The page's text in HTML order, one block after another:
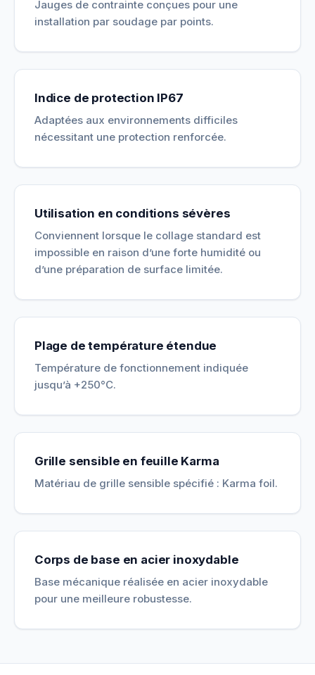
Jauges de contrainte conçues pour une
installation par soudage par points.
Indice de protection IP67
Adaptées aux environnements difficiles
nécessitant une protection renforcée.
Utilisation en conditions sévères
Conviennent lorsque le collage standard est
impossible en raison d’une forte humidité ou
d’une préparation de surface limitée.
Plage de température étendue
Température de fonctionnement indiquée
jusqu’à +250°C.
Grille sensible en feuille Karma
Matériau de grille sensible spécifié : Karma foil.
Corps de base en acier inoxydable
Base mécanique réalisée en acier inoxydable
pour une meilleure robustesse.